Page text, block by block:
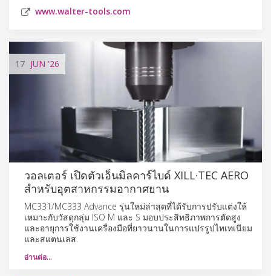
www.walter-tools.com
17 JUN '26
วอลเตอร์ เปิดตัวเอ็นมิลคาร์ไบด์ XILL·TEC AERO
สำหรับอุตสาหกรรมอากาศยาน
MC331/MC333 Advance รุ่นใหม่ล่าสุดที่ได้รับการปรับแต่งให้
เหมาะกับวัสดุกลุ่ม ISO M และ S มอบประสิทธิภาพการตัดสูง
และอายุการใช้งานเครื่องมือที่ยาวนานในการแปรรูปไทเทเนียม
และสแตนเลส.
อ่านต่อ…